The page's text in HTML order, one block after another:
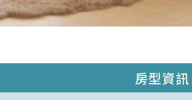
房型資訊